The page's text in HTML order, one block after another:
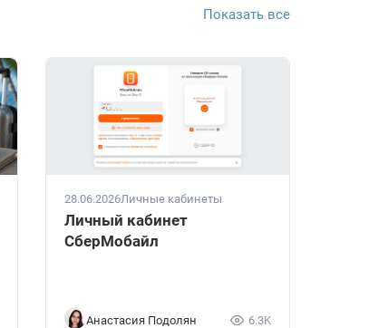
Показать все
28.06.2026Личные кабинеты
Личный кабинет
СберМобайл
Анастасия Подолян 6.3K